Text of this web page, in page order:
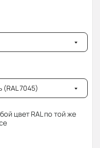
7045)
цвет RAL по той же